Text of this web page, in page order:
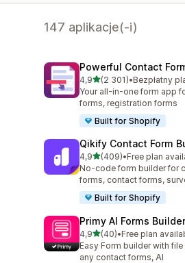
147 aplikacje(-i)
Powerful Contact
4,9na 5 gwiazdek
(2 301)
Łączna liczba recenzji:
•
Your all-in-one form app
forms, registration forms
Built for Shopify
Qikify Contact Form
4,9na 5 gwiazdek
(409)
Łączna liczba recenzji:
•Free plan
No-code form builder for
forms, contact forms,
Built for Shopify
Primy AI Forms
4,9na 5 gwiazdek
(40)
Łączna liczba recenzji: 40
•Free plan
Easy Form builder with
any contact forms, AI